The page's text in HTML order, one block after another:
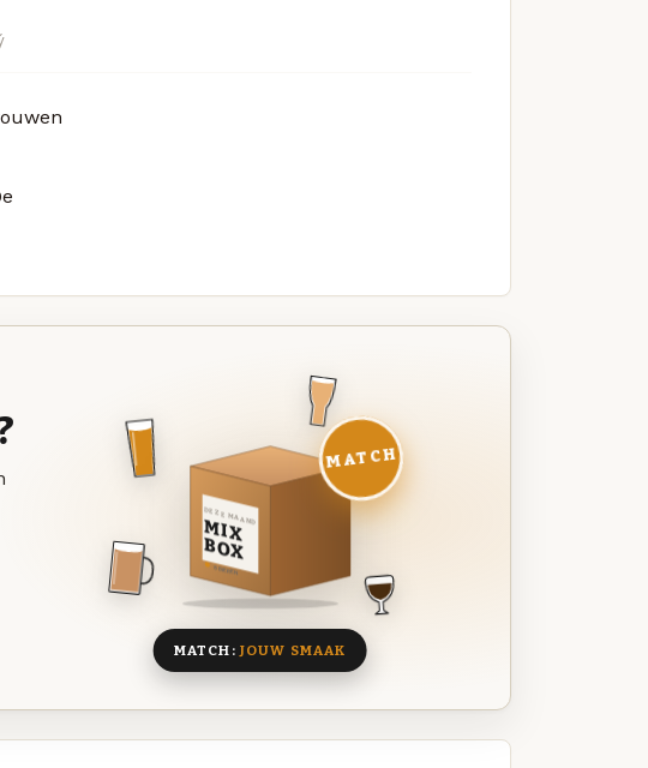
DEZE MAAND
MIX
BOX
8 BIEREN
MATCH
MATCH: JOUW SMAAK